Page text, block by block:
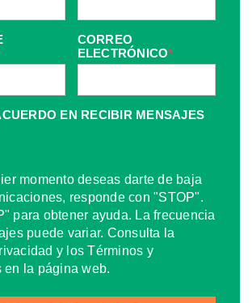
CORREO
ELECTRÓNICO*
EN RECIBIR MENSAJES
momento deseas darte de baja
responde con "STOP".
para obtener ayuda. La frecuencia
puede variar. Consulta la
y los Términos y
en la página web.